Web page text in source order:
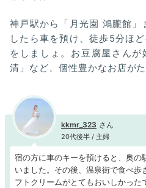
神戸駅から「月光園 鴻朧館
したら車を預け、徒歩5分ほ
をしましょ。お豆腐屋さん
清」など、個性豊かなお店が
kkmr_323
20代後半 / 主婦
宿の方に車のキーを預けると、奥の
いました。その後、温泉街で食べ歩
フトクリームがとてもおいしかった